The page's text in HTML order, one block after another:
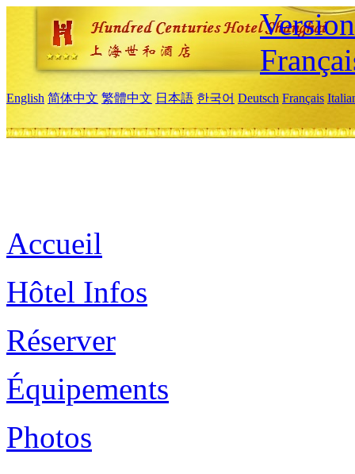
English 简体中文 繁體中文 日本語 한국어 Deutsch Français
Accueil
Hôtel Infos
Réserver
Équipements
Photos